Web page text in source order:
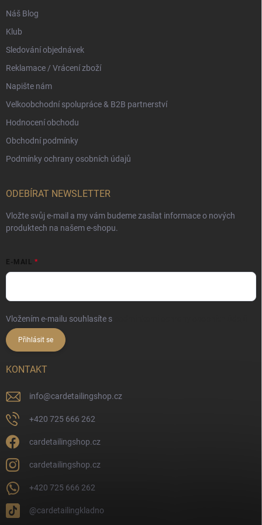
Náš Blog
Klub
Sledování objednávek
Reklamace / Vrácení zboží
Napište nám
Velkoobchodní spolupráce & B2B partnerství
Hodnocení obchodu
Obchodní podmínky
Podmínky ochrany osobních údajů
ODEBÍRAT NEWSLETTER
Vložte svůj e-mail a my vám budeme zasílat informace o nových
produktech na našem e-shopu.
E-MAIL
Vložením e-mailu souhlasíte s
Přihlásit se
KONTAKT
info@cardetailingshop.cz
+420 725 666 262
cardetailingshop.cz
cardetailingshop.cz
+420 725 666 262
@cardetailingkladno